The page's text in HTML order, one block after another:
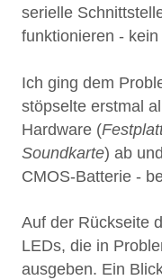
serielle
funktionieren -
Ich ging dem
stöpselte erstmal
Hardware (
Soundkarte) ab
CMOS-Batterie -
Auf der Rückseite
LEDs, die in
ausgeben. Ein